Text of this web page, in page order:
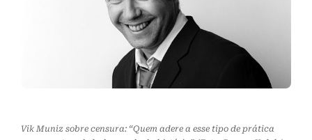
Vik Muniz sobre censura: “Quem adere a esse tipo de prática